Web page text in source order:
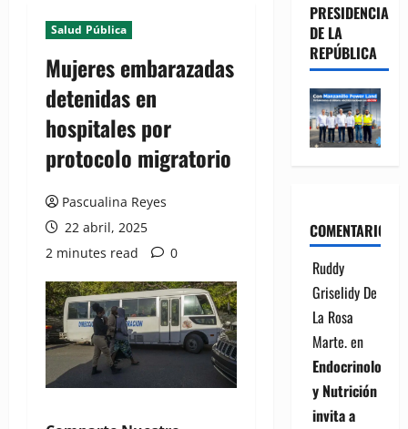
Salud Pública
Mujeres embarazadas
detenidas en
hospitales por
protocolo migratorio
Pascualina Reyes
22 abril, 2025
2 minutes read
0
PRESIDENCIA
DE LA
REPÚBLICA
COMENTARIOS
Ruddy
Griselidy De
La Rosa
Marte.en
Endocrinología
y Nutrición
invita a